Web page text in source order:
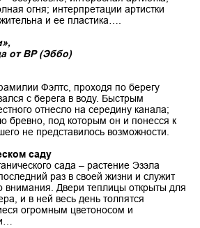
огня; интерпретации артистки
и ее пластика….
от ВР (Эббо)
Фэлтс, проходя по берегу
с берега в воду. Быстрым
отнесло на середину канала;
бревно, под которым он и понесся к
не представилось возможности.
саду
сада – растение Эзэла
раз в своей жизни и служит
внимания. Двери теплицы открыты для
и в ней весь день толпятся
огромным цветоносом и